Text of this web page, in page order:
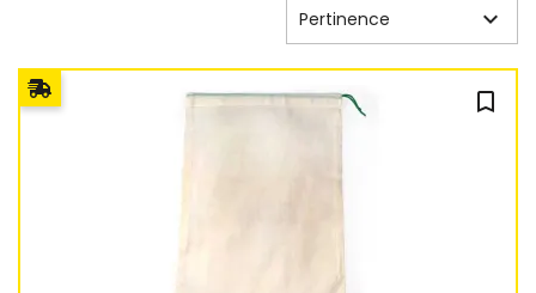
Pertinence 
bookmark_outline